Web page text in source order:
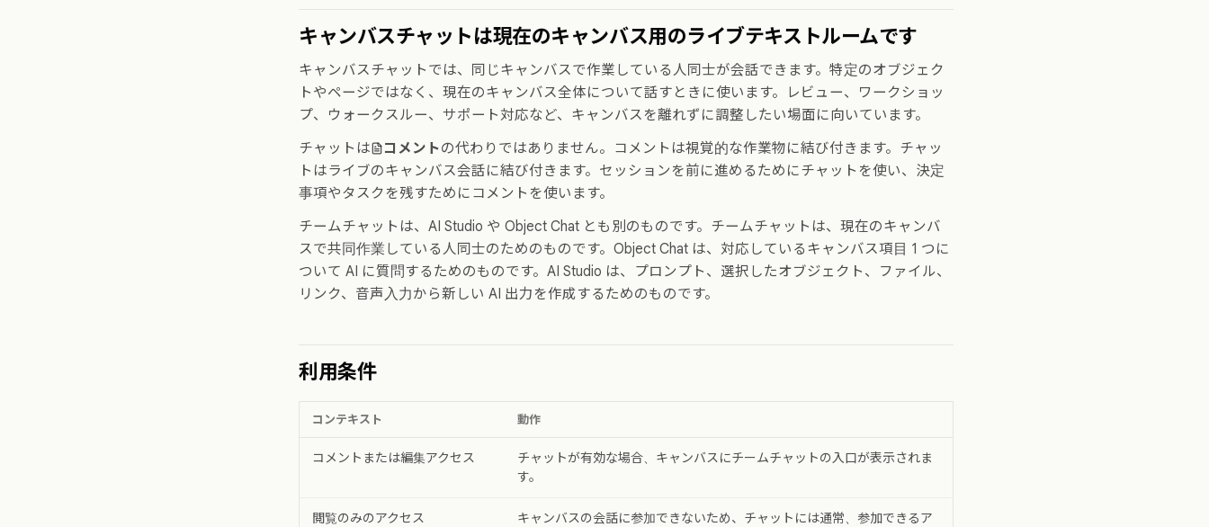
キャンバスチャットは現在のキャンバス用のライブテキストルームです
キャンバスチャットでは、同じキャンバスで作業している人同士が会話できます。特定のオブジェク
トやページではなく、現在のキャンバス全体について話すときに使います。レビュー、ワークショッ
プ、ウォークスルー、サポート対応など、キャンバスを離れずに調整したい場面に向いています。
チャットは
コメントの代わりではありません。コメントは視覚的な作業物に結び付きます。チャッ
トはライブのキャンバス会話に結び付きます。セッションを前に進めるためにチャットを使い、決定
事項やタスクを残すためにコメントを使います。
チームチャットは、AI Studio や Object Chat とも別のものです。チームチャットは、現在のキャンバ
スで共同作業している人同士のためのものです。Object Chat は、対応しているキャンバス項目 1 つに
ついて AI に質問するためのものです。AI Studio は、プロンプト、選択したオブジェクト、ファイル、
リンク、音声入力から新しい AI 出力を作成するためのものです。
利用条件
コンテキスト 動作
コメントまたは編集アクセス
チャットが有効な場合、キャンバスにチームチャットの入口が表示されま
す。
閲覧のみのアクセス
キャンバスの会話に参加できないため、チャットには通常、参加できるア